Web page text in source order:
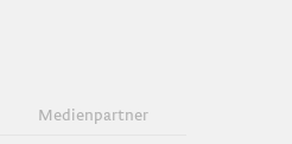
Medienpartner